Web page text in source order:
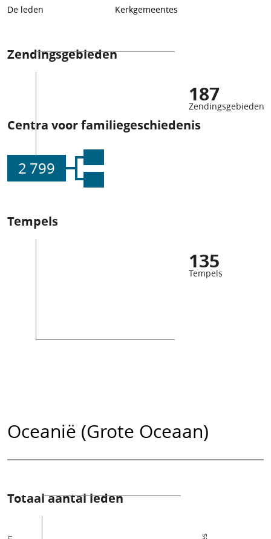
De leden Kerkgemeentes
Zendingsgebieden
187
Zendingsgebieden
Centra voor familiegeschiedenis
2 799
Tempels
135
Tempels
Oceanië (Grote Oceaan)
Totaal aantal leden